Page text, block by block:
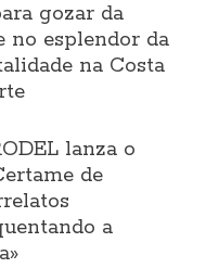
gozar da
no esplendor da
na Costa
lanza o
de
a